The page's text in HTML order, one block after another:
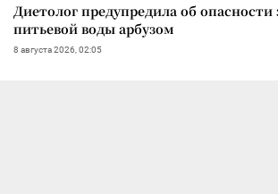
Диетолог предупредила об
питьевой воды арбузом
8 августа 2026, 02:05